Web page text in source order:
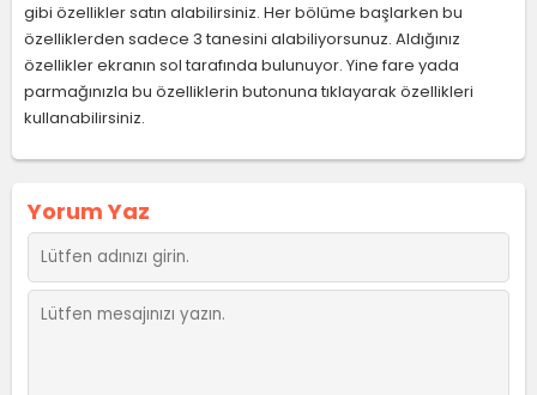
gibi özellikler satın alabilirsiniz. Her bölüme başlarken bu
özelliklerden sadece 3 tanesini alabiliyorsunuz. Aldığınız
özellikler ekranın sol tarafında bulunuyor. Yine fare yada
parmağınızla bu özelliklerin butonuna tıklayarak özellikleri
kullanabilirsiniz.
Yorum Yaz